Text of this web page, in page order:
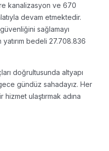
kanalizasyon ve 670
devam etmektedir.
sağlamayı
bedeli 27.708.836
doğrultusunda altyapı
gündüz sahadayız. Her
ulaştırmak adına